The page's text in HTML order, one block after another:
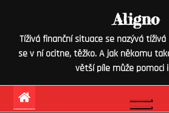
content
Aligno
Tíživá finanční situace se nazývá
se v ní ocitne, těžko. A jak někomu
větší píle může pomoci